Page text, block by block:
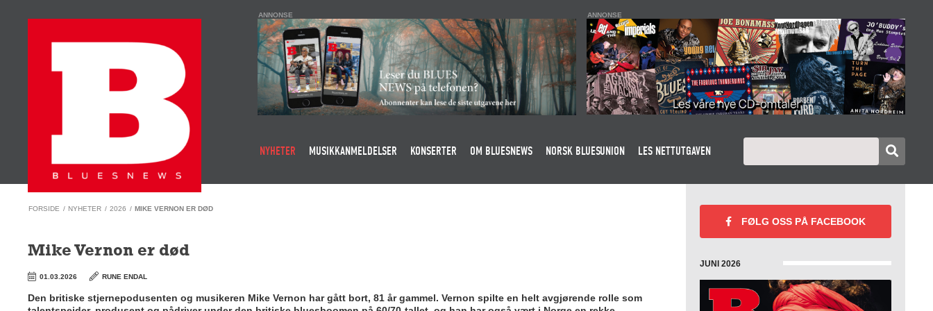
ANNONSE ANNONSE
NYHETER MUSIKKANMELDELSER KONSERTER OM BLUESNEWS NORSK BLUESUNION LES NETTUTGAVEN
FORSIDE / NYHETER / 2026 / MIKE VERNON ER DØD
Mike Vernon er død
01.03.2026 RUNE ENDAL
Den britiske stjernepodusenten og musikeren Mike Vernon har gått bort, 81 år gammel. Vernon spilte en helt avgjørende rolle som
FØLG OSS PÅ FACEBOOK
JUNI 2026